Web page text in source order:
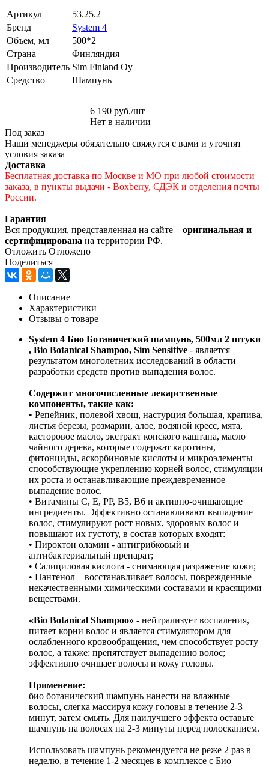
Артикул
53.25.2
Бренд
System 4
Объем, мл
500*2
Страна
Финляндия
Производитель Sim Finland Oy
Средство
Шампунь
6 190 руб./шт
Нет в наличии
Под заказ
Наши менеджеры обязательно свяжутся с вами и уточнят
условия заказа
Доставка
Бесплатная доставка по Москве и МО при любой стоимости
заказа, в пункты выдачи - Boxberry, СДЭК и отделения почты
России.
Гарантия
Вся продукция, представленная на сайте – оригинальная и
сертифицирована на территории РФ.
Отложить Отложено
Поделиться
Описание
Характеристики
Отзывы о товаре
System 4 Био Ботанический шампунь, 500мл 2 штуки
, Bio Botanical Shampoo, Sim Sensitive - является
результатом многолетних исследований в области
разработки средств против выпадения волос.
Содержит многочисленные лекарственные
компоненты, такие как:
• Репейник, полевой хвощ, настурция большая, крапива,
листья березы, розмарин, алое, водяной кресс, мята,
касторовое масло, экстракт конского каштана, масло
чайного дерева, которые содержат каротины,
фитонциды, аскорбиновые кислоты и микроэлементы
способствующие укреплению корней волос, стимуляции
их роста и останавливающие преждевременное
выпадение волос.
• Витамины С, Е, РР, В5, В6 и активно-очищающие
ингредиенты. Эффективно останавливают выпадение
волос, стимулируют рост новых, здоровых волос и
повышают их густоту, в состав которых входят:
• Пироктон оламин - антигрибковый и
антибактериальный препарат;
• Салициловая кислота - снимающая разражение кожи;
• Пантенол – восстанавливает волосы, поврежденные
некачественными химическими составами и красящими
веществами.
«Bio Botanical Shampoo» - нейтрализует воспаления,
питает корни волос и является стимулятором для
ослабленного кровообращения, чем способствует росту
волос, а также: препятствует выпадению волос;
эффективно очищает волосы и кожу головы.
Применение:
био ботанический шампунь нанести на влажные
волосы, слегка массируя кожу головы в течение 2-3
минут, затем смыть. Для наилучшего эффекта оставьте
шампунь на волосах на 2-3 минуты перед полосканием.
Использовать шампунь рекомендуется не реже 2 раз в
неделю, в течение 1-2 месяцев в комплексе с Био